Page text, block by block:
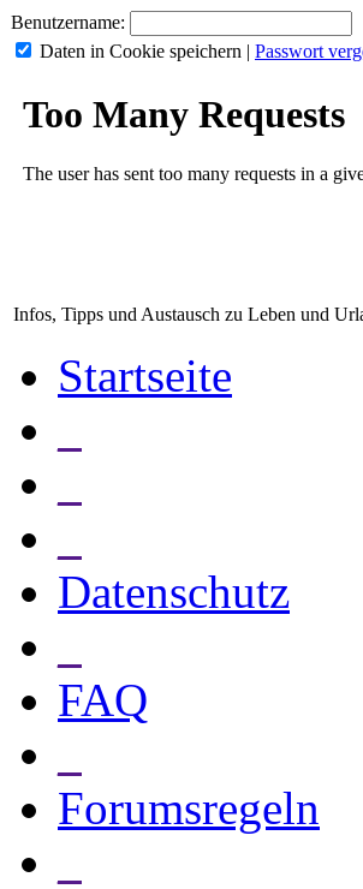
Benutzername:
Daten in Cookie speichern | Passwort
Infos, Tipps und Austausch zu Leben und
Startseite
Datenschutz
FAQ
Forumsregeln